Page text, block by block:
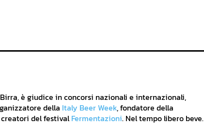
è giudice in concorsi nazionali e internazionali,
della Italy Beer Week, fondatore della
del festivalFermentazioni. Nel tempo libero beve.